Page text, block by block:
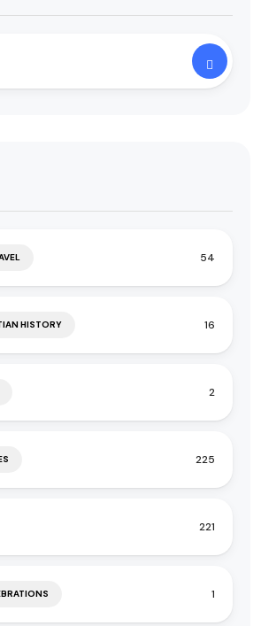
54
HISTORY 16
2
225
221
1